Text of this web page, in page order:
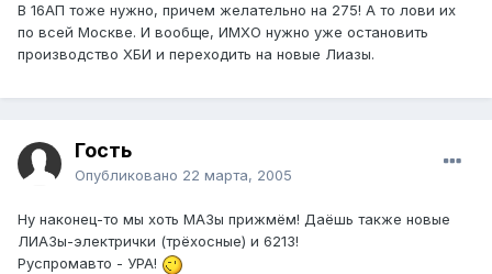
В 16АП тоже нужно, причем желательно на 275! А то лови их
по всей Москве. И вообще, ИМХО нужно уже остановить
производство ХБИ и переходить на новые Лиазы.
Гость
Опубликовано 22 марта, 2005
Ну наконец-то мы хоть МАЗы прижмём! Даёшь также новые
ЛИАЗы-электрички (трёхосные) и 6213!
Руспромавто - УРА!